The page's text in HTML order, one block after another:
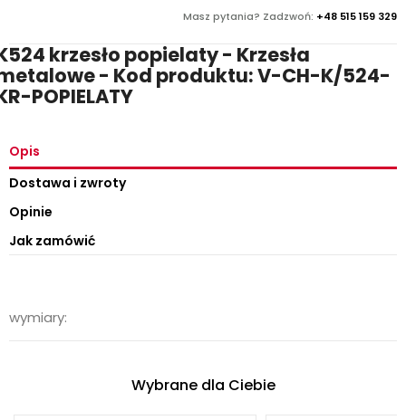
Masz pytania? Zadzwoń: +48 515 159 329
krzesło popielaty - Krzesła
- Kod produktu: V-CH-K/524-
POPIELATY
Opis
Dostawa i zwroty
Opinie
Jak zamówić
wymiary:
Wybrane dla Ciebie